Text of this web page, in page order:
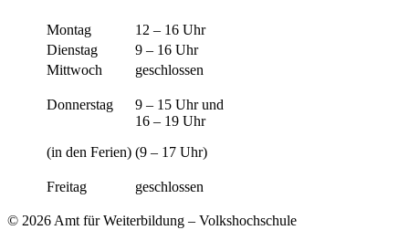
Montag
12 – 16 Uhr
Dienstag
9 – 16 Uhr
Mittwoch
geschlossen
Donnerstag
(in den Ferien)
9 – 15 Uhr und
16 – 19 Uhr
(9 – 17 Uhr)
Freitag geschlossen
© 2026 Amt für Weiterbildung – Volkshochschule